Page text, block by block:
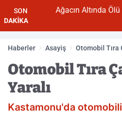
SON
DAKİKA
Ağacın Altında Ölü
Haberler Asayiş Otomobil Tıra
Otomobil Tıra
Yaralı
Kastamonu'da